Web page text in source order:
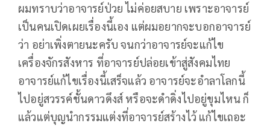
ผมทราบว่าอาจารย์ป่วย ไม่ค่อยสบาย เพราะอาจารย์
เป็นคนเปิดเผยเรื่องนี้เอง แต่ผมอยากจะบอกอาจารย์
ว่า อย่าเพิ่งตายนะครับ จนกว่าอาจารย์จะแก้ไข
เครื่องจักรสังหาร ที่อาจารย์ปล่อยเข้าสู่สังคมไทย
อาจารย์แก้ไขเรื่องนี้เสร็จแล้ว อาจารย์จะอำลาโลกนี้
ไปอยู่สวรรค์ชั้นดาวดึงส์ หรือจะดำดิ่งไปอยู่ขุมไหน ก็
แล้วแต่บุญนำกรรมแต่งที่อาจารย์สร้างไว้ แก้ไขเถอะ